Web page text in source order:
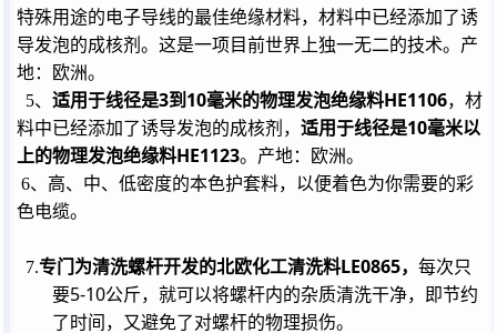
特殊用途的电子导线的最佳绝缘材料，材料中已经添加了诱
导发泡的成核剂。这是一项目前世界上独一无二的技术。产
地：欧洲。
5、 适用于线径是3到10毫米的物理发泡绝缘料HE1106，材
料中已经添加了诱导发泡的成核剂， 适用于线径是10毫米以
上的物理发泡绝缘料HE1123。产地：欧洲。
6、高、中、低密度的本色护套料，以便着色为你需要的彩
色电缆。
7.专门为清洗螺杆开发的北欧化工清洗料LE0865， 每次只
要5-10公斤，就可以将螺杆内的杂质清洗干净，即节约
了时间，又避免了对螺杆的物理损伤。